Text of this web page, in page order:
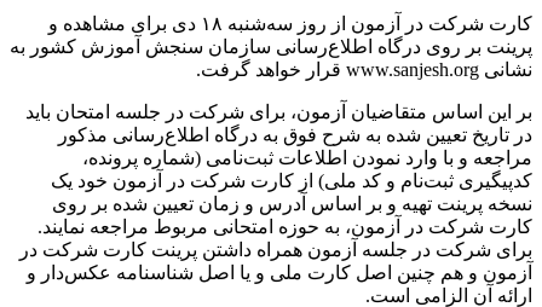
کارت‌ شرکت در آزمون‌ از روز سه‌شنبه ۱۸ دی برای مشاهده و
پرینت بر روی درگاه اطلاع‌رسانی سازمان سنجش آموزش کشور به
نشانی www.sanjesh.org قرار خواهد گرفت.
بر این اساس متقاضیان‌ آزمون‌، برای شرکت در جلسه امتحان باید
در تاریخ تعیین شده به شرح فوق به درگاه اطلاع‌رسانی مذکور
مراجعه و با وارد نمودن اطلاعات ثبت‌نامی (شماره پرونده،
کدپیگیری ثبت‌نام و کد ملی) از کارت شرکت در آزمون خود یک
نسخه پرینت تهیه و بر اساس آدرس و زمان تعیین شده بر روی
کارت شرکت در آزمون، به حوزه امتحانی مربوط مراجعه نمایند.
برای شرکت در جلسه آزمون همراه داشتن پرینت کارت شرکت در
آزمون و هم چنین اصل کارت ملی و یا اصل شناسنامه عکس‌دار و
ارائه آن الزامی است.